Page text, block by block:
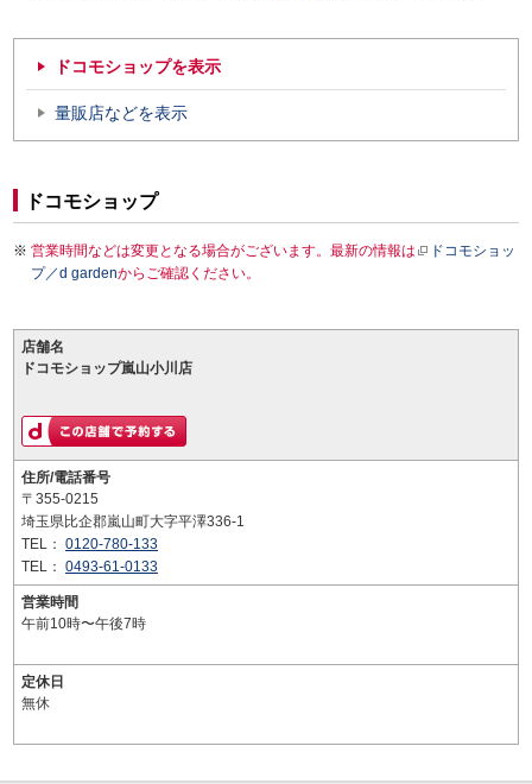
ドコモショップを表示
量販店などを表示
ドコモショップ
営業時間などは変更となる場合がございます。最新の情報は
ドコモショッ
プ／d gardenからご確認ください。
店舗名
ドコモショップ嵐山小川店
住所/電話番号
〒355-0215
埼玉県比企郡嵐山町大字平澤336-1
TEL： 0120-780-133
TEL： 0493-61-0133
営業時間
午前10時〜午後7時
定休日
無休